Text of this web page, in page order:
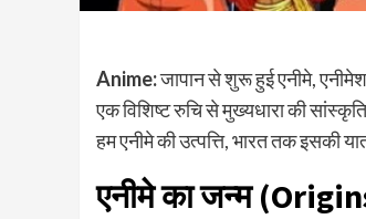
Anime:जापान से शुरू हुई एनीमे,
एक विशिष्ट रुचि से मुख्यधारा की
हम एनीमे की उत्पत्ति, भारत तक इसकी
एनीमे का जन्म